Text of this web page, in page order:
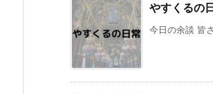
やすくるの
今日の余談 皆